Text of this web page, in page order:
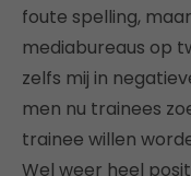
foute spelling,
mediabureaus op
zelfs mij in
men nu trainees
trainee willen
Wel weer heel